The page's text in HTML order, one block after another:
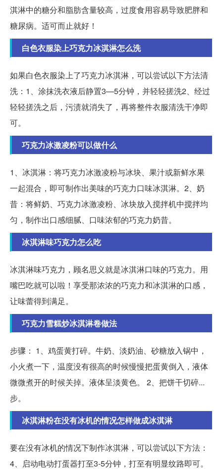
淇淋中的糖分和脂肪含量较高，过度食用容易导致肥胖和
糖尿病。适可而止就好！
白色衣服染上巧克力冰淇淋怎么洗
如果白色衣服染上了巧克力冰淇淋，可以尝试以下方法清
洗：1、涂抹洗衣液后静置3—5分钟，并轻轻搓洗2、经过
轻轻搓洗之后，污渍就消失了，再将整件衣服清洗干净即
可。
巧克力冰激凌粉可以做什么
1、冰淇淋：将巧克力冰激凌粉与冰块、果汁或新鲜水果
一起混合，即可制作出美味的巧克力口味冰淇淋。2、奶
昔：将鲜奶、巧克力冰激凌粉、冰块放入搅拌机中搅拌均
匀，制作出口感细腻、口味浓郁的巧克力奶昔。
冰淇淋味巧克力怎么吃
冰淇淋味巧克力，顾名思义就是冰淇淋口味的巧克力。用
嘴巴吃就可以啦！享受那浓浓的巧克力和冰淇淋的口感，
让味蕾得到满足。
巧克力雪糕炒冰淇淋卷做法
步骤： 1、鸡蛋黄打碎。牛奶、淡奶油、砂糖放入锅中，
小火煮一下，温度没有很高的时候慢慢把蛋黄倒入，液体
微微煮开的时候关掉。液体呈淡黄色。 2、把饼干切碎...
步。
冰淇淋粉在没有冰机的情况怎样做成冰淇淋
要在没有冰机的情况下制作冰淇淋，可以尝试以下方法：
4、启动电动打蛋器打至3-5分钟，打至有明显纹路即可。